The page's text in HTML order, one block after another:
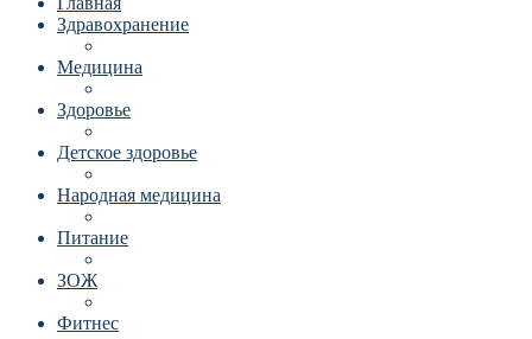
Здравохранение
Медицина
Здоровье
Детское здоровье
Народная медицина
Питание
ЗОЖ
Фитнес